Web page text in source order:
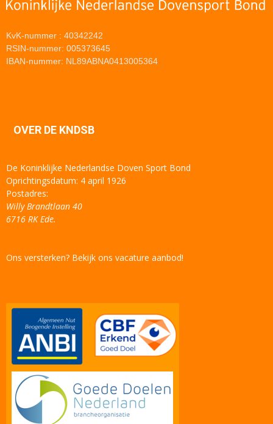
KvK-nummer : 40342242
RSIN-nummer: 005373645
IBAN-nummer: NL89ABNA0413005364
OVER DE KNDSB
De Koninklijke Nederlandse Doven Sport Bond
Oprichtingsdatum: 4 april 1926
Postadres:
Willy Brandtlaan 40
6716 RK Ede.
Ons versterken? Bekijk ons vacature aanbod!